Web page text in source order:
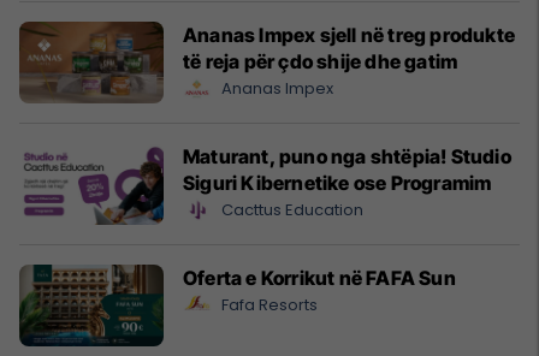
Ananas Impex sjell në treg produkte
të reja për çdo shije dhe gatim
Ananas Impex
Maturant, puno nga shtëpia! Studio
Siguri Kibernetike ose Programim
Cacttus Education
Oferta e Korrikut në FAFA Sun
Fafa Resorts